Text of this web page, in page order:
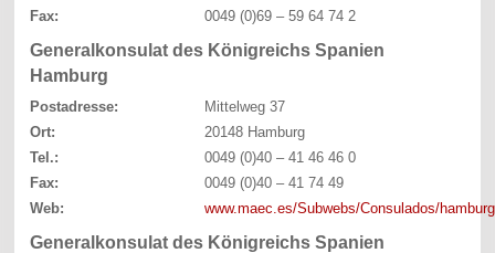
Fax:
0049 (0)69 – 59 64 74 2
Generalkonsulat des Königreichs Spanien
Hamburg
Postadresse:
Mittelweg 37
Ort:
20148 Hamburg
Tel.:
0049 (0)40 – 41 46 46 0
Fax:
0049 (0)40 – 41 74 49
Web:
www.maec.es/Subwebs/Consulados/
Generalkonsulat des Königreichs Spanien